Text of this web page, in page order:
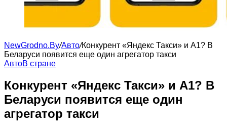
NewGrodno.By/Авто/Конкурент «Яндекс Такси» и А1? В
Беларуси появится еще один агрегатор такси
АвтоВ стране
Конкурент «Яндекс Такси» и А1? В
Беларуси появится еще один
агрегатор такси